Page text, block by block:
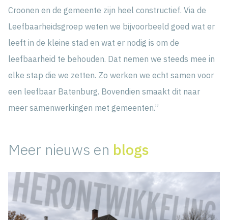
Croonen en de gemeente zijn heel constructief. Via de
Leefbaarheidsgroep weten we bijvoorbeeld goed wat er
leeft in de kleine stad en wat er nodig is om de
leefbaarheid te behouden. Dat nemen we steeds mee in
elke stap die we zetten. Zo werken we echt samen voor
een leefbaar Batenburg. Bovendien smaakt dit naar
meer samenwerkingen met gemeenten.”
Meer nieuws en blogs